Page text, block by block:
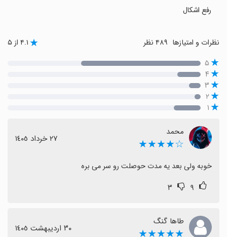
رفع اشکال
نظرات و امتیازها ۴.۱ از ۵
۵
۴
۳
۲
۱
محمد
☆★★★★ ٢٧ خرداد ١٤٠٥
خوبه ولی بعد یه مدت حوصلت رو سر می بره
۹ ۳
طاها گنگ
٣٠ اردیبهشت ١٤٠٥